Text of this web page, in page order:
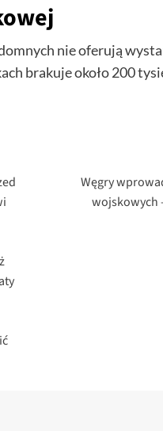
nie oferują
brakuje około 200
Węgry
wojskowych